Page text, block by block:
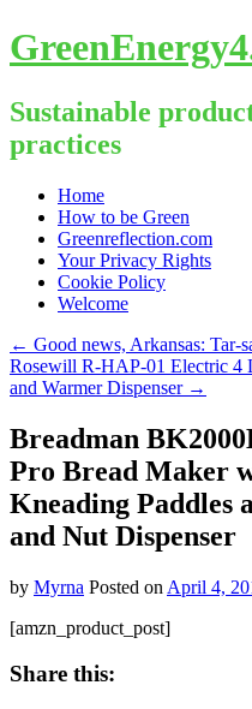
Sustainable
practices
Skip
content
Home
How to be Green
Greenreflection.com
Your Privacy Rights
Cookie Policy
Welcome
← Good news, Arkansas: Tar-
Rosewill R-HAP-01 Electric 4
and Warmer Dispenser →
Breadman
Pro Bread Maker
Kneading Paddles
and Nut Dispenser
by Myrna Posted on April 4,
[amzn_product_post]
Share this: